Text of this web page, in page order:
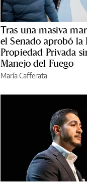
Tras una masiva
el Senado aprobó la
Propiedad Privada
Manejo del Fuego
María Cafferata